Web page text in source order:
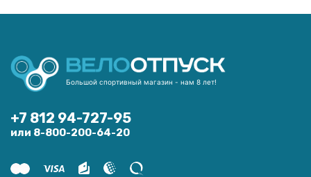
Большой спортивный магазин - нам 8 лет!
+7 812 94-727-95
или 8-800-200-64-20